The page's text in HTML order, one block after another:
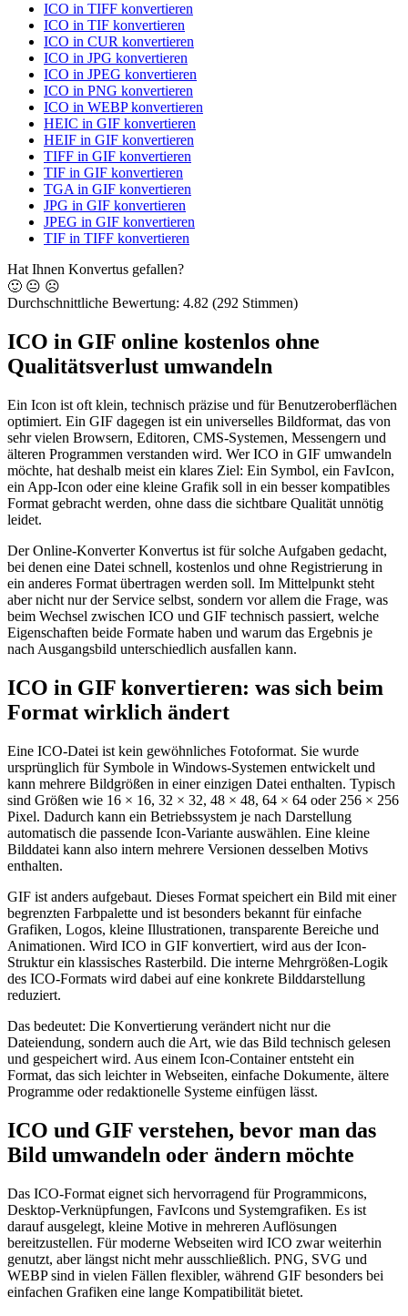
ICO in TIFF konvertieren
ICO in TIF konvertieren
ICO in CUR konvertieren
ICO in JPG konvertieren
ICO in JPEG konvertieren
ICO in PNG konvertieren
ICO in WEBP konvertieren
HEIC in GIF konvertieren
HEIF in GIF konvertieren
TIFF in GIF konvertieren
TIF in GIF konvertieren
TGA in GIF konvertieren
JPG in GIF konvertieren
JPEG in GIF konvertieren
TIF in TIFF konvertieren
Hat Ihnen Konvertus gefallen?
🙂 😐 ☹️
Durchschnittliche Bewertung: 4.82 (292 Stimmen)
ICO in GIF online kostenlos ohne
Qualitätsverlust umwandeln
Ein Icon ist oft klein, technisch präzise und für Benutzeroberflächen
optimiert. Ein GIF dagegen ist ein universelles Bildformat, das von
sehr vielen Browsern, Editoren, CMS-Systemen, Messengern und
älteren Programmen verstanden wird. Wer ICO in GIF umwandeln
möchte, hat deshalb meist ein klares Ziel: Ein Symbol, ein FavIcon,
ein App-Icon oder eine kleine Grafik soll in ein besser kompatibles
Format gebracht werden, ohne dass die sichtbare Qualität unnötig
leidet.
Der Online-Konverter Konvertus ist für solche Aufgaben gedacht,
bei denen eine Datei schnell, kostenlos und ohne Registrierung in
ein anderes Format übertragen werden soll. Im Mittelpunkt steht
aber nicht nur der Service selbst, sondern vor allem die Frage, was
beim Wechsel zwischen ICO und GIF technisch passiert, welche
Eigenschaften beide Formate haben und warum das Ergebnis je
nach Ausgangsbild unterschiedlich ausfallen kann.
ICO in GIF konvertieren: was sich beim
Format wirklich ändert
Eine ICO-Datei ist kein gewöhnliches Fotoformat. Sie wurde
ursprünglich für Symbole in Windows-Systemen entwickelt und
kann mehrere Bildgrößen in einer einzigen Datei enthalten. Typisch
sind Größen wie 16 × 16, 32 × 32, 48 × 48, 64 × 64 oder 256 × 256
Pixel. Dadurch kann ein Betriebssystem je nach Darstellung
automatisch die passende Icon-Variante auswählen. Eine kleine
Bilddatei kann also intern mehrere Versionen desselben Motivs
enthalten.
GIF ist anders aufgebaut. Dieses Format speichert ein Bild mit einer
begrenzten Farbpalette und ist besonders bekannt für einfache
Grafiken, Logos, kleine Illustrationen, transparente Bereiche und
Animationen. Wird ICO in GIF konvertiert, wird aus der Icon-
Struktur ein klassisches Rasterbild. Die interne Mehrgrößen-Logik
des ICO-Formats wird dabei auf eine konkrete Bilddarstellung
reduziert.
Das bedeutet: Die Konvertierung verändert nicht nur die
Dateiendung, sondern auch die Art, wie das Bild technisch gelesen
und gespeichert wird. Aus einem Icon-Container entsteht ein
Format, das sich leichter in Webseiten, einfache Dokumente, ältere
Programme oder redaktionelle Systeme einfügen lässt.
ICO und GIF verstehen, bevor man das
Bild umwandeln oder ändern möchte
Das ICO-Format eignet sich hervorragend für Programmicons,
Desktop-Verknüpfungen, FavIcons und Systemgrafiken. Es ist
darauf ausgelegt, kleine Motive in mehreren Auflösungen
bereitzustellen. Für moderne Webseiten wird ICO zwar weiterhin
genutzt, aber längst nicht mehr ausschließlich. PNG, SVG und
WEBP sind in vielen Fällen flexibler, während GIF besonders bei
einfachen Grafiken eine lange Kompatibilität bietet.